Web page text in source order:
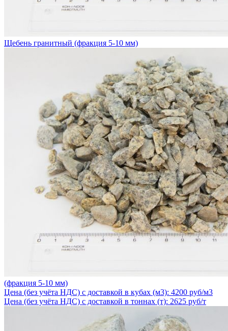
Щебень гранитный (фракция 5-10 мм)
(фракция 5-10 мм)
Цена (без учёта НДС) с доставкой в кубах (м3): 4200 руб/м3
Цена (без учёта НДС) с доставкой в тоннах (т): 2625 руб/т